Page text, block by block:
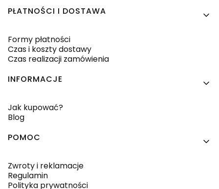
PŁATNOŚCI I DOSTAWA
Formy płatności
Czas i koszty dostawy
Czas realizacji zamówienia
INFORMACJE
Jak kupować?
Blog
POMOC
Zwroty i reklamacje
Regulamin
Polityka prywatności